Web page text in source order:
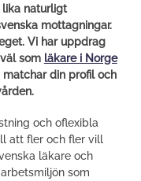
naturligt
mottagningar.
Vi har uppdrag
som läkare i Norge
din profil och
och oflexibla
att fler och fler vill
läkare och
som